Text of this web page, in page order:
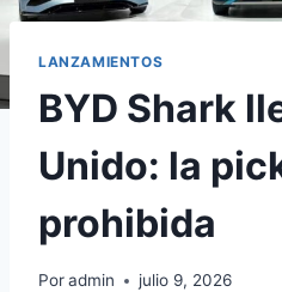
LANZAMIENTOS
BYD Shark
Unido: la
prohibida
Poradmin julio 9, 2026